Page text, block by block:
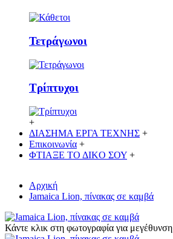
Τετράγωνοι
Τρίπτυχοι
+
ΔΙΑΣΗΜΑ ΕΡΓΑ ΤΕΧΝΗΣ +
Επικοινωνία +
ΦΤΙΑΞΕ ΤΟ ΔΙΚO ΣΟΥ +
Αρχική
Jamaica Lion, πίνακας σε καμβά
Κάντε κλικ στη φωτογραφία για μεγέθυνση